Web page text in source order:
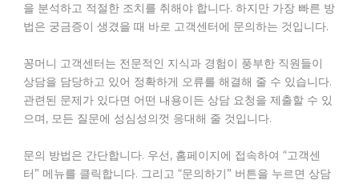
을 분석하고 적절한 조치를 취해야 합니다. 하지만 가장 빠른 방
법은 궁금증이 생겼을 때 바로 고객센터에 문의하는 것입니다.
꽁머니 고객센터는 전문적인 지식과 경험이 풍부한 직원들이
상담을 담당하고 있어 정확하게 오류를 해결해 줄 수 있습니다.
관련된 문제가 있다면 어떤 내용이든 상담 요청을 제출할 수 있
으며, 모든 질문에 성심성의껏 응대해 줄 것입니다.
문의 방법은 간단합니다. 우선, 홈페이지에 접속하여 “고객센
터” 메뉴를 클릭합니다. 그리고 “문의하기” 버튼을 누르면 상담